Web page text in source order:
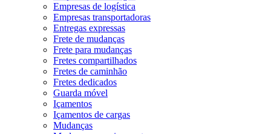
Empresas de logística
Empresas transportadoras
Entregas expressas
Frete de mudanças
Frete para mudanças
Fretes compartilhados
Fretes de caminhão
Fretes dedicados
Guarda móvel
Içamentos
Içamentos de cargas
Mudanças